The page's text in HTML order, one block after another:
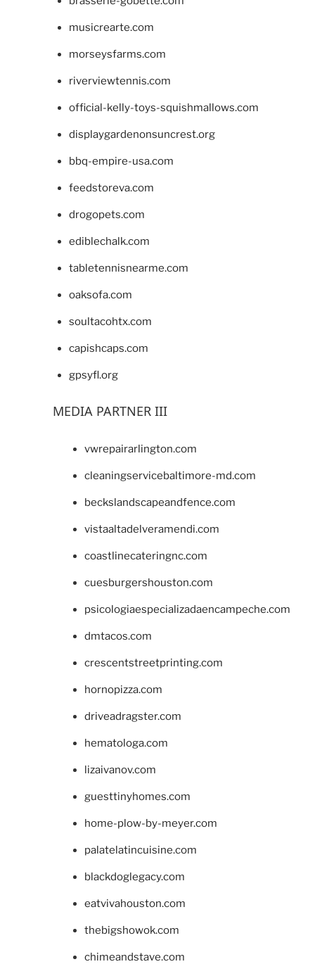
musicrearte.com
morseysfarms.com
riverviewtennis.com
official-kelly-toys-squishmallows.com
displaygardenonsuncrest.org
bbq-empire-usa.com
feedstoreva.com
drogopets.com
ediblechalk.com
tabletennisnearme.com
oaksofa.com
soultacohtx.com
capishcaps.com
gpsyfl.org
MEDIA PARTNER III
vwrepairarlington.com
cleaningservicebaltimore-md.com
beckslandscapeandfence.com
vistaaltadelveramendi.com
coastlinecateringnc.com
cuesburgershouston.com
psicologiaespecializadaencampeche.com
dmtacos.com
crescentstreetprinting.com
hornopizza.com
driveadragster.com
hematologa.com
lizaivanov.com
guesttinyhomes.com
home-plow-by-meyer.com
palatelatincuisine.com
blackdoglegacy.com
eatvivahouston.com
thebigshowok.com
chimeandstave.com